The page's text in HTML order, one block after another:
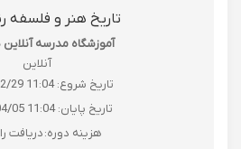
تاریخ هنر و فلسفه‌
آموزشگاه مدرسه آنلاین
آنلاین
تاریخ شروع:29 11:04
تاریخ پایان:05 11:04
هزینه دوره:دریافت